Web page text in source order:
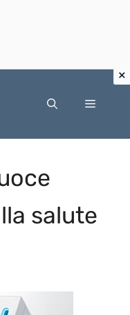
Menu
salute